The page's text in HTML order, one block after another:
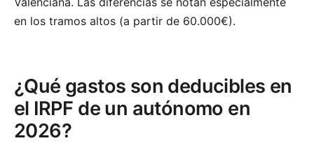
en los tramos altos (a partir de 60.000€).
¿Qué gastos son deducibles en
el IRPF de un autónomo en
2026?